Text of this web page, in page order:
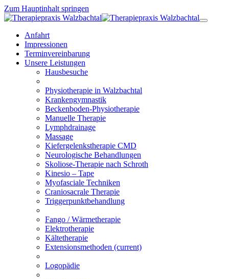
Zum Hauptinhalt springen
Anfahrt
Impressionen
Terminvereinbarung
Unsere Leistungen
Hausbesuche
Physiotherapie in Walzbachtal
Krankengymnastik
Beckenboden-Physiotherapie
Manuelle Therapie
Lymphdrainage
Massage
Kiefergelenkstherapie CMD
Neurologische Behandlungen
Skoliose-Therapie nach Schroth
Kinesio – Tape
Myofasciale Techniken
Craniosacrale Therapie
Triggerpunktbehandlung
Fango / Wärmetherapie
Elektrotherapie
Kältetherapie
Extensionsmethoden (current)
Logopädie